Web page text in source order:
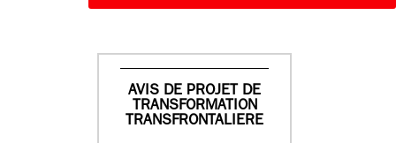
AVIS DE PROJET DE
TRANSFORMATION
TRANSFRONTALIERE